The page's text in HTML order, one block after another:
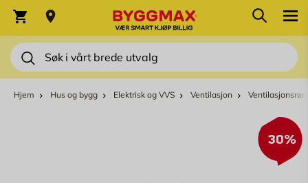
Søk
Varekurv Søk
Hjem Hus og bygg Elektrisk og VVS Ventilasjon Ventilasjonsrør
30%